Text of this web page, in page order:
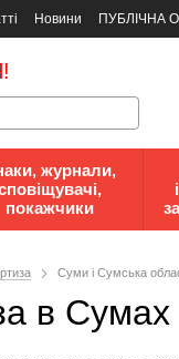
Новини
ПУБЛІЧНА
журнали,
покажчики
Суми і Сумська
в Сумах